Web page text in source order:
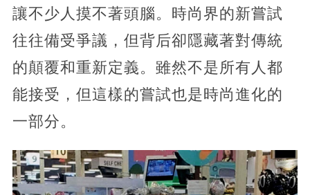
讓不少人摸不著頭腦。時尚界的新嘗試
往往備受爭議，但背后卻隱藏著對傳統
的顛覆和重新定義。雖然不是所有人都
能接受，但這樣的嘗試也是時尚進化的
一部分。